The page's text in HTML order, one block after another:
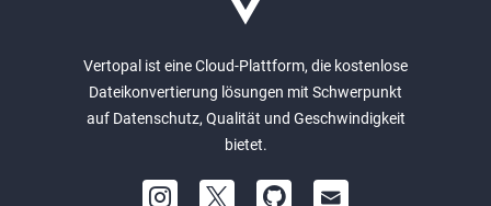
Vertopal ist eine Cloud-Plattform, die kostenlose
Dateikonvertierung lösungen mit Schwerpunkt
auf Datenschutz, Qualität und Geschwindigkeit
bietet.